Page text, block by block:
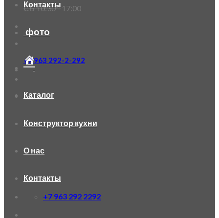
СБ 10:30 - 17:00
+7 963 292-2-292
Контакты
фото
Каталог
Конструктор кухни
О нас
Контакты
+7 963 292 2292